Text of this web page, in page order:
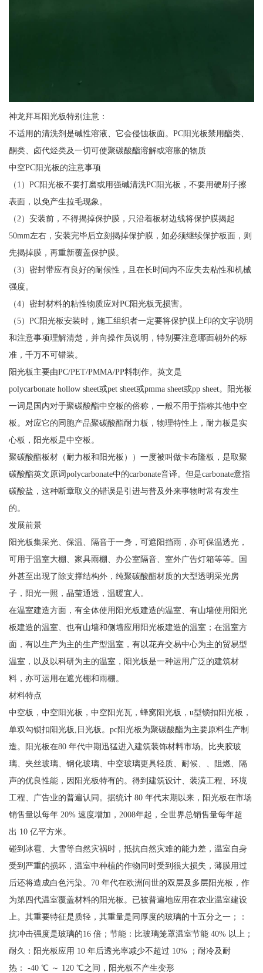
神龙拜耳阳光板特别注意：
不适用的清洗剂是碱性溶液、它会侵蚀板面。PC阳光板禁用酯类、
酮类、卤代烃类及一切可使聚碳酸酯溶解或溶胀的物质
中空PC阳光板的注意事项
（1）PC阳光板不要打磨或用强碱清洗PC阳光板，不要用硬刷子擦
表面，以免产生拉毛现象。
（2）安装前，不得揭掉保护膜，只沿着板材边线将保护膜揭起
50mm左右，安装完毕后立刻揭掉保护膜，如必须继续保护板面，则
先揭掉膜，再重新覆盖保护膜。
（3）密封带应有良好的耐候性，且在长时间内不应失去粘性和机械
强度。
（4）密封材料的粘性物质应对PC阳光板无损害。
（5）PC阳光板安装时，施工组织者一定要将保护膜上印的文字说明
和注意事项理解清楚，并向操作员说明，特别要注意哪面朝外的标
准，千万不可错装。
阳光板主要由PC/PET/PMMA/PP料制作。英文是
polycarbonate hollow sheet或pet sheet或pmma sheet或pp sheet。阳光板
一词是国内对于聚碳酸酯中空板的俗称，一般不用于指称其他中空
板。对应它的同胞产品聚碳酸酯耐力板，物理特性上，耐力板是实
心板，阳光板是中空板。
聚碳酸酯板材（耐力板和阳光板））一度被叫做卡布隆板，是取聚
碳酸酯英文原词polycarbonate中的carbonate音译。但是carbonate意指
碳酸盐，这种断章取义的错误是引进与普及外来事物时常有发生
的。
发展前景
阳光板集采光、保温、隔音于一身，可遮阳挡雨，亦可保温透光，
可用于温室大棚、家具雨棚、办公室隔音、室外广告灯箱等等。国
外甚至出现了除支撑结构外，纯聚碳酸酯材质的大型透明采光房
子，阳光一照，晶莹通透，温暖宜人。
在温室建造方面，有全体使用阳光板建造的温室、有山墙使用阳光
板建造的温室、也有山墙和侧墙应用阳光板建造的温室；在温室方
面，有以生产为主的生产型温室，有以花卉交易中心为主的贸易型
温室，以及以科研为主的温室，阳光板是一种运用广泛的建筑材
料，亦可运用在遮光棚和雨棚。
材料特点
中空板，中空阳光板，中空阳光瓦，蜂窝阳光板，u型锁扣阳光板，
单双勾锁扣阳光板,日光板。pc阳光板为聚碳酸酯为主要原料生产制
造。阳光板在80 年代中期迅猛进入建筑装饰材料市场。比夹胶玻
璃、夹丝玻璃、钢化玻璃、中空玻璃更具轻质、耐候、、阻燃、隔
声的优良性能，因阳光板特有的。得到建筑设计、装潢工程、环境
工程、广告业的普遍认同。据统计 80 年代末期以来，阳光板在市场
销售量以每年 20% 速度增加，2008年起，全世界总销售量每年超
出 10 亿平方米。
碰到冰雹、大雪等自然灾祸时，抵抗自然灾难的能力差，温室自身
受到严重的损坏，温室中种植的作物同时受到很大损失，薄膜用过
后还将造成白色污染。70 年代在欧洲问世的双层及多层阳光板，作
为第四代温室覆盖材料的阳光板。已被普遍地应用在农业温室建设
上。其重要特征是质轻，其重量是同厚度的玻璃的十五分之一；：
抗冲击强度是玻璃的16 倍；节能：比玻璃笼罩温室节能 40% 以上；
耐久：阳光板应用 10 年后透光率减少不超过 10% ；耐冷及耐
热： -40 ℃ ～ 120 ℃之间，阳光板不产生变形